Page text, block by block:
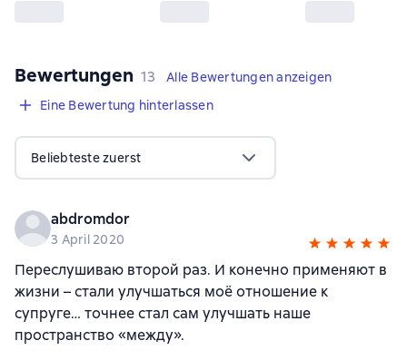
Bewertungen 13 Bewertungen
13
Alle Bewertungen anzeigen
Eine Bewertung hinterlassen
Beliebteste zuerst
abdromdor
3 April 2020
Переслушиваю второй раз. И конечно применяют в
жизни – стали улучшаться моё отношение к
супруге… точнее стал сам улучшать наше
пространство «между».